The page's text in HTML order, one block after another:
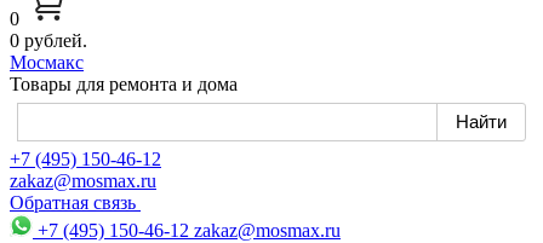
0
0 рублей.
Мосмакс
Товары для ремонта и дома
+7 (495) 150-46-12
zakaz@mosmax.ru
Обратная связь
+7 (495) 150-46-12 zakaz@mosmax.ru